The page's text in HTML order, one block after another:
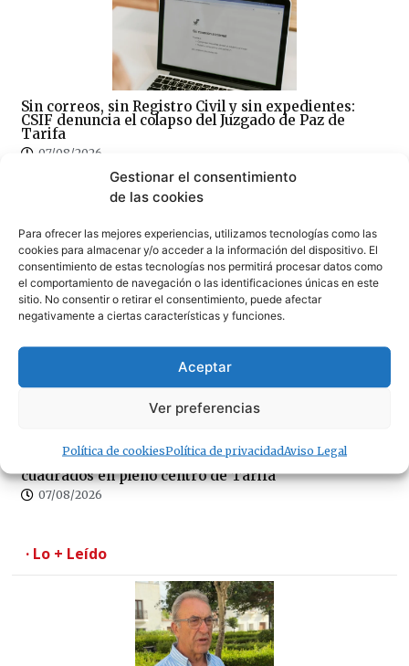
Gestionar el consentimiento
de las cookies
Para ofrecer las mejores experiencias, utilizamos tecnologías como las
cookies para almacenar y/o acceder a la información del dispositivo. El
consentimiento de estas tecnologías nos permitirá procesar datos como
el comportamiento de navegación o las identificaciones únicas en este
sitio. No consentir o retirar el consentimiento, puede afectar
negativamente a ciertas características y funciones.
Aceptar
Ver preferencias
Política de cookiesPolítica de privacidadAviso Legal
Sin correos, sin Registro Civil y sin expedientes:
CSIF denuncia el colapso del Juzgado de Paz de
Tarifa
07/08/2026
¿Amenaza ambiental o delicia gastronómica? El
debate del cangrejo azul llega a Tarifa
07/08/2026
Se traspasa un amplio local de 180 metros
cuadrados en pleno centro de Tarifa
07/08/2026
· Lo + Leído